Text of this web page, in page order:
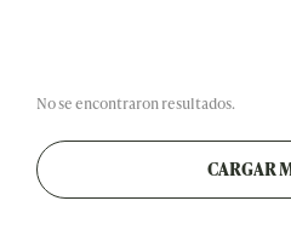
No se encontraron resultados.
CARGAR